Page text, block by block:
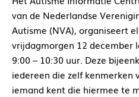
van de Nederlandse
Autisme (NVA), organiseert
vrijdagmorgen 12 december
9:00 – 10:30 uur. Deze
iedereen die zelf kenmerken
iemand kent die hiermee te